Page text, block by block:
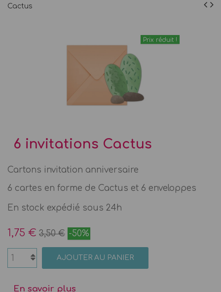
Cactus
Prix réduit !
6 invitations Cactus
Cartons invitation anniversaire
6 cartes en forme de Cactus et 6 enveloppes
En stock expédié sous 24h
1,75 € 3,50 € -50%
AJOUTER AU PANIER
En savoir plus